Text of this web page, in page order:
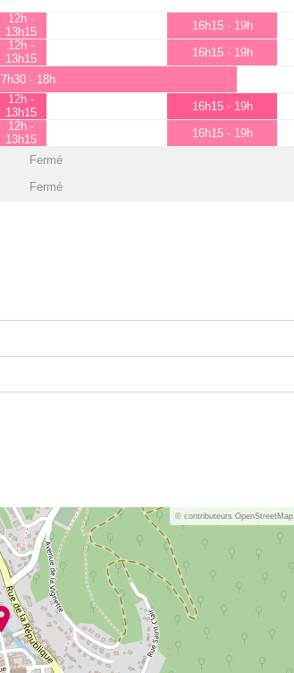
12h -
13h15
16h15 - 19h
12h -
13h15
16h15 - 19h
7h30 - 18h
12h -
13h15
16h15 - 19h
12h -
13h15
16h15 - 19h
Fermé
Fermé
© contributeurs OpenStreetMap